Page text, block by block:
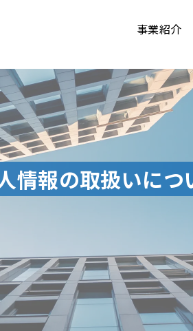
事業紹介
情報の取扱いにつ